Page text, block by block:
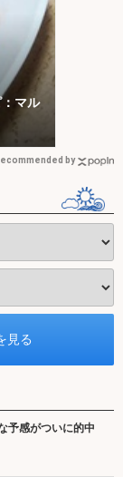
マル
by
予感がついに的中